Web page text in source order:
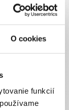
O cookies
funkcií